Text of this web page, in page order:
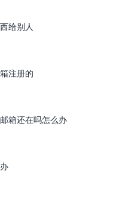
给别人
注册的
箱还在吗怎么办